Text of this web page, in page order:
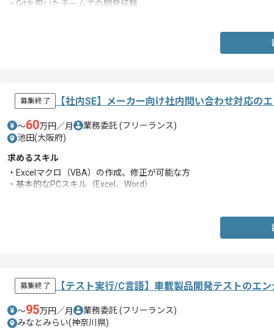
・Gitを用いたチームでの開発経験
募集終了 【社内SE】メーカー向け社内問い合わせ対応の
〜60万円／月 業務委託 (フリーランス)
池田(大阪府)
求めるスキル
・Excelマクロ（VBA）の作成、修正が可能な方
・基本的なPCスキル（Excel、Word）
募集終了 【テスト実行/C言語】車載製品開発テストのエ
〜95万円／月 業務委託 (フリーランス)
みなとみらい(神奈川県)